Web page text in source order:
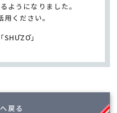
ようになりました。
ください。
」
戻る